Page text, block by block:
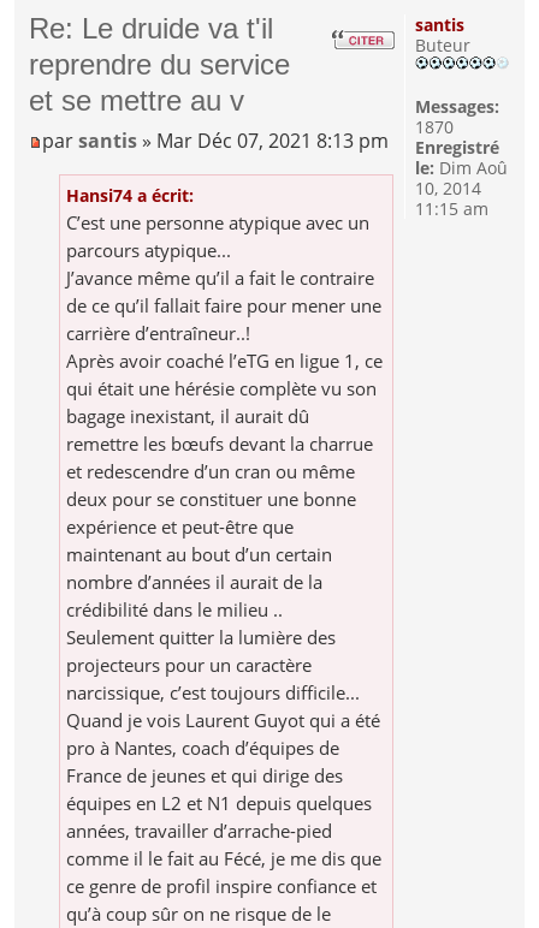
Re: Le druide va t'il
reprendre du service
et se mettre au v
parsantis » Mar Déc 07, 2021 8:13 pm
Hansi74 a écrit:
C’est une personne atypique avec un
parcours atypique...
J’avance même qu’il a fait le contraire
de ce qu’il fallait faire pour mener une
carrière d’entraîneur..!
Après avoir coaché l’eTG en ligue 1, ce
qui était une hérésie complète vu son
bagage inexistant, il aurait dû
remettre les bœufs devant la charrue
et redescendre d’un cran ou même
deux pour se constituer une bonne
expérience et peut-être que
maintenant au bout d’un certain
nombre d’années il aurait de la
crédibilité dans le milieu ..
Seulement quitter la lumière des
projecteurs pour un caractère
narcissique, c’est toujours difficile...
Quand je vois Laurent Guyot qui a été
pro à Nantes, coach d’équipes de
France de jeunes et qui dirige des
équipes en L2 et N1 depuis quelques
années, travailler d’arrache-pied
comme il le fait au Fécé, je me dis que
ce genre de profil inspire confiance et
qu’à coup sûr on ne risque de le
santis
Buteur
Messages:
1870
Enregistré
le: Dim Aoû
10, 2014
11:15 am